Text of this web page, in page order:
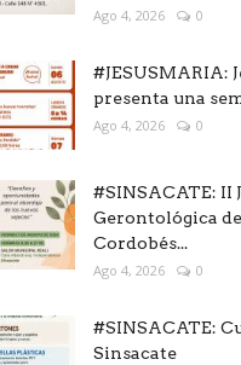
Ago 4, 2026 0
#JESUSMARIA:
presenta una
Ago 4, 2026 0
#SINSACATE: II
Gerontológica
Cordobés...
Ago 4, 2026 0
#SINSACATE:
Sinsacate